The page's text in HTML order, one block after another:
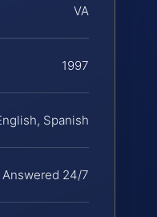
VA
1997
Spanish
24/7